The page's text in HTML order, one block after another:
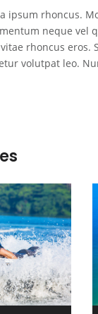
ipsum rhoncus.
neque vel
rhoncus eros.
volutpat leo.